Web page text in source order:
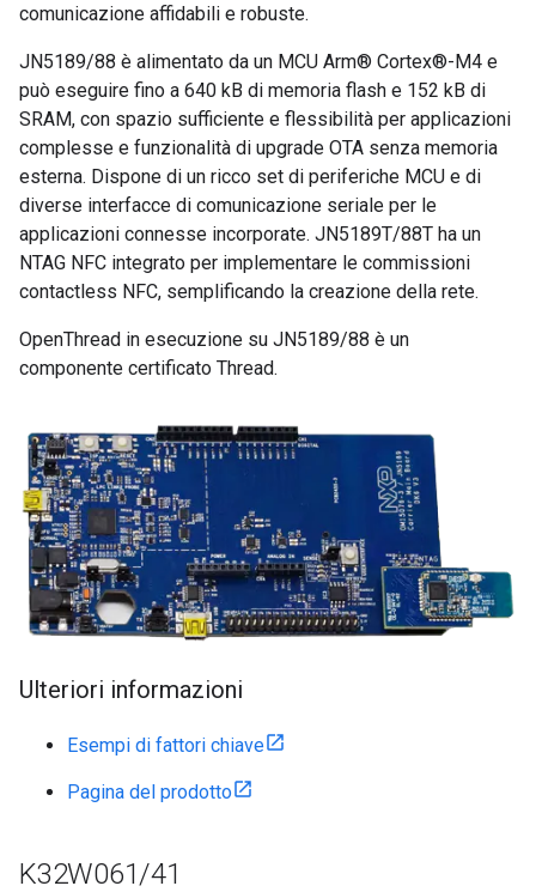
comunicazione affidabili e robuste.
JN5189/88 è alimentato da un MCU Arm® Cortex®-M4 e
può eseguire fino a 640 kB di memoria flash e 152 kB di
SRAM, con spazio sufficiente e flessibilità per applicazioni
complesse e funzionalità di upgrade OTA senza memoria
esterna. Dispone di un ricco set di periferiche MCU e di
diverse interfacce di comunicazione seriale per le
applicazioni connesse incorporate. JN5189T/88T ha un
NTAG NFC integrato per implementare le commissioni
contactless NFC, semplificando la creazione della rete.
OpenThread in esecuzione su JN5189/88 è un
componente certificato Thread.
Ulteriori informazioni
Esempi di fattori chiave
Pagina del prodotto
K32W061/41